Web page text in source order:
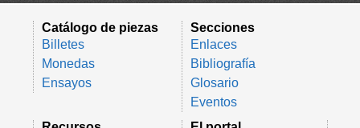
Catálogo de piezas
Billetes
Monedas
Ensayos
Secciones
Enlaces
Bibliografía
Glosario
Eventos